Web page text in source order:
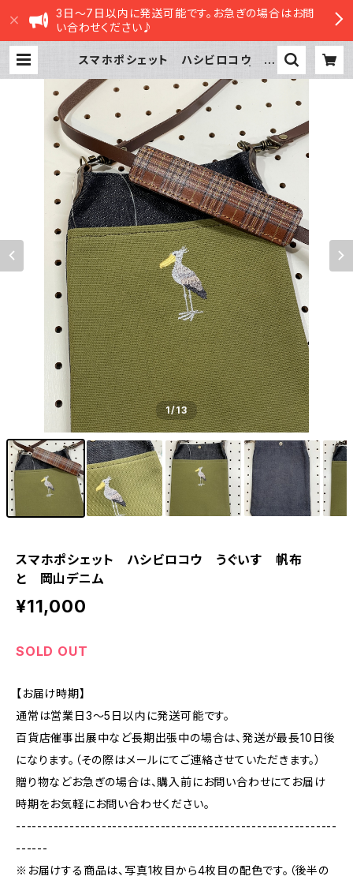
3日～7日以内に発送可能です。お急ぎの場合はお問
い合わせください♪
スマホポシェット ハシビロコウ う
satte STORE|ささってストア
1/13
スマホポシェット ハシビロコウ うぐいす 帆布
と 岡山デニム
¥11,000
SOLD OUT
【お届け時期】
通常は営業日3〜5日以内に発送可能です。
百貨店催事出展中など長期出張中の場合は、発送が最長10日後
になります。（その際はメールにてご連絡させていただきます。）
贈り物などお急ぎの場合は、購入前にお問い合わせにてお届け
時期をお気軽にお問い合わせください。
------------------------------------------------------------
------
※お届けする商品は、写真1枚目から4枚目の配色です。（後半の